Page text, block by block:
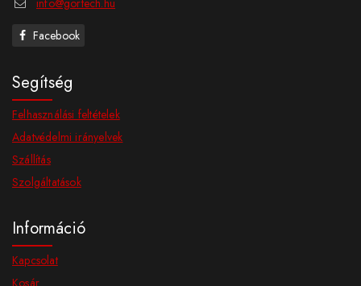
Facebook
Segítség
Felhasználási feltételek
Adatvédelmi irányelvek
Szállítás
Szolgáltatások
Információ
Kapcsolat